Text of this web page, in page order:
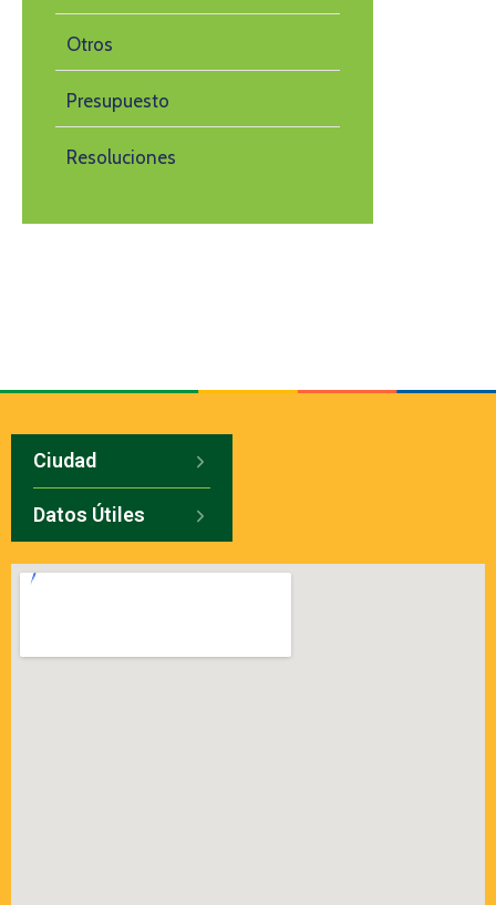
Otros
Presupuesto
Resoluciones
Ciudad
Datos Útiles